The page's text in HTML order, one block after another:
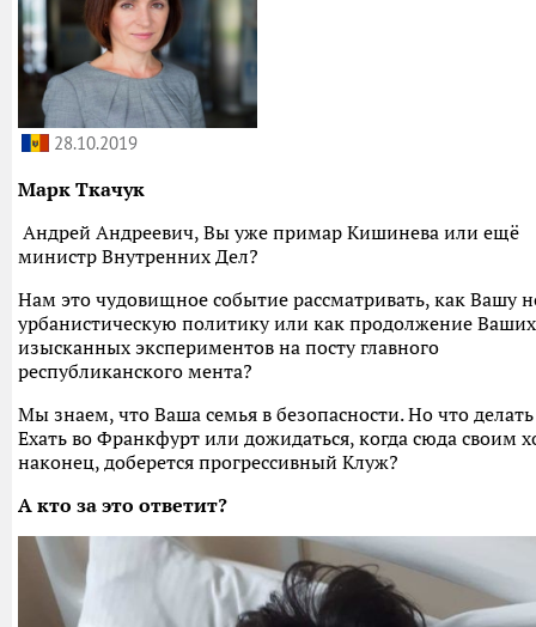
28.10.2019
Марк Ткачук
Андрей Андреевич, Вы уже примар Кишинева или ещё
министр Внутренних Дел?
Нам это чудовищное событие рассматривать, как Вашу
урбанистическую политику или как продолжение Ваших
изысканных экспериментов на посту главного
республиканского мента?
Мы знаем, что Ваша семья в безопасности. Но что
Ехать во Франкфурт или дожидаться, когда сюда своим
наконец, доберется прогрессивный Клуж?
А кто за это ответит?